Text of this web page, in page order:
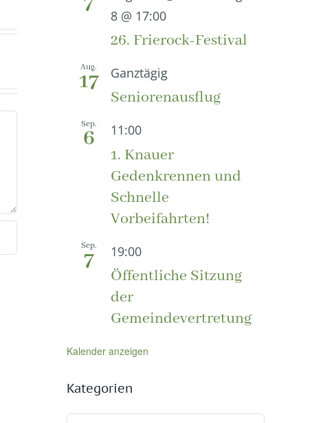
8 @ 17:00
26. Frierock-Festival
Aug.
17 Ganztägig
Seniorenausflug
Sep.
6 11:00
1. Knauer
Gedenkrennen und
Schnelle
Vorbeifahrten!
Sep.
7 19:00
Öffentliche Sitzung
der
Gemeindevertretung
Kalender anzeigen
Kategorien